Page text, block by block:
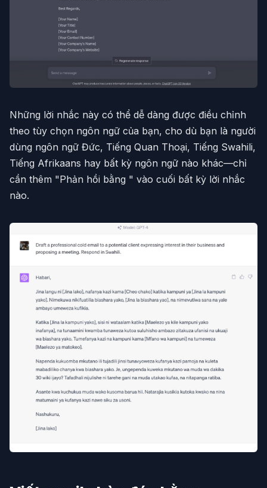
Những lời nhắc này có thể dễ dàng được điều chỉnh
theo tùy chọn ngôn ngữ của bạn, cho dù bạn là người
dùng ngôn ngữ Đức, Tiếng Quan Thoại, Tiếng Swahili,
Tiếng Afrikaans hay bất kỳ ngôn ngữ nào khác—chỉ
cần thêm "Phản hồi bằng " vào cuối bất kỳ lời nhắc
nào.